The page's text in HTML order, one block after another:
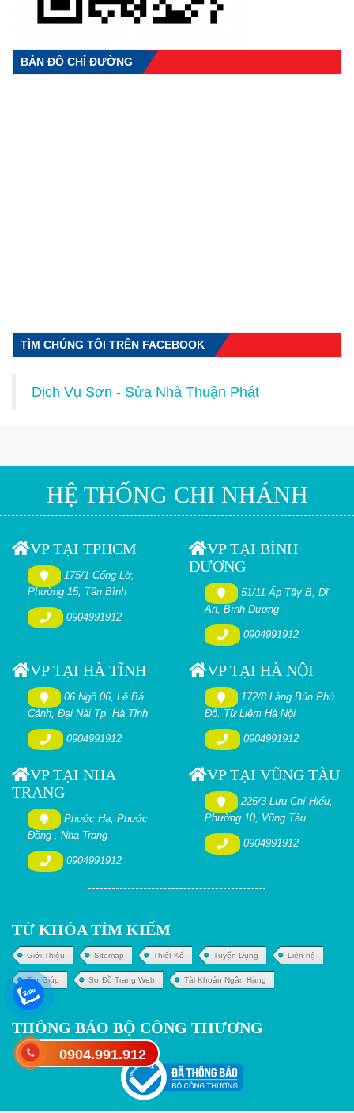
BẢN ĐỒ CHỈ ĐƯỜNG
TÌM CHÚNG TÔI TRÊN FACEBOOK
Dịch Vụ Sơn - Sửa Nhà Thuận Phát
HỆ THỐNG CHI NHÁNH
VP TẠI TPHCM
175/1 Cống Lỡ,
Phường 15, Tân Bình
0904991912
VP TẠI BÌNH
DƯƠNG
51/11 Ấp Tây B, Dĩ
An, Bình Dương
0904991912
VP TẠI HÀ TĨNH
06 Ngõ 06, Lê Bá
Cảnh, Đại Nài Tp. Hà Tĩnh
0904991912
VP TẠI HÀ NỘI
172/8 Làng Bún Phú
Đô. Từ Liêm Hà Nội
0904991912
VP TẠI NHA
TRANG
Phước Hạ, Phước
Đồng , Nha Trang
0904991912
VP TẠI VŨNG TÀU
225/3 Lưu Chí Hiếu,
Phường 10, Vũng Tàu
0904991912
TỪ KHÓA TÌM KIẾM
Giới Thiệu Sitemap Thiết Kế Tuyển Dụng Liên hệ
Trợ Giúp Sơ Đồ Trang Web Tài Khoản Ngân Hàng
THÔNG BÁO BỘ CÔNG THƯƠNG
0904.991.912